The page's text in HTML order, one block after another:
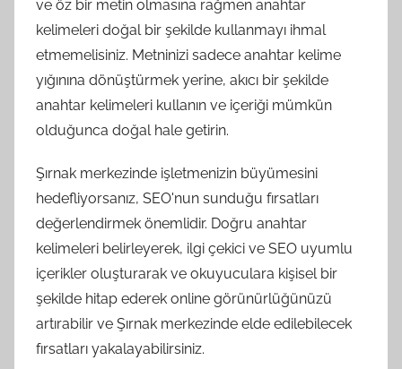
ve öz bir metin olmasına rağmen anahtar
kelimeleri doğal bir şekilde kullanmayı ihmal
etmemelisiniz. Metninizi sadece anahtar kelime
yığınına dönüştürmek yerine, akıcı bir şekilde
anahtar kelimeleri kullanın ve içeriği mümkün
olduğunca doğal hale getirin.
Şırnak merkezinde işletmenizin büyümesini
hedefliyorsanız, SEO'nun sunduğu fırsatları
değerlendirmek önemlidir. Doğru anahtar
kelimeleri belirleyerek, ilgi çekici ve SEO uyumlu
içerikler oluşturarak ve okuyuculara kişisel bir
şekilde hitap ederek online görünürlüğünüzü
artırabilir ve Şırnak merkezinde elde edilebilecek
fırsatları yakalayabilirsiniz.